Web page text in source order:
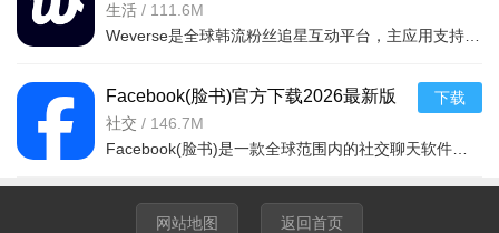
生活 / 111.6M
Facebook(脸书)官方下载2026最新版
v565.0.0.49.74安卓版
社交 / 146.7M
下载
网站地图 返回首页